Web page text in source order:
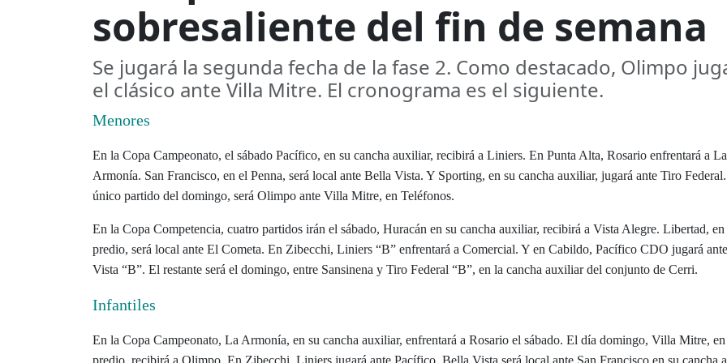
sobresaliente del fin de semana
Se jugará la segunda fecha de la fase 2. Como destacado, Olimpo
el clásico ante Villa Mitre. El cronograma es el siguiente.
Menores
En la Copa Campeonato, el sábado Pacífico, en su cancha auxiliar, recibirá a Liniers. En Punta Alta, Rosario enfrentará a La
Armonía. San Francisco, en el Penna, será local ante Bella Vista. Y Sporting, en su cancha auxiliar, jugará ante Tiro
único partido del domingo, será Olimpo ante Villa Mitre, en Teléfonos.
En la Copa Competencia, cuatro partidos irán el sábado, Huracán en su cancha auxiliar, recibirá a Vista Alegre. Libertad, en
predio, será local ante El Cometa. En Zibecchi, Liniers “B” enfrentará a Comercial. Y en Cabildo, Pacífico CDO jugará
Vista “B”. El restante será el domingo, entre Sansinena y Tiro Federal “B”, en la cancha auxiliar del conjunto de Cerri.
Infantiles
En la Copa Campeonato, La Armonía, en su cancha auxiliar, enfrentará a Rosario el sábado. El día domingo, Villa Mitre, en
predio, recibirá a Olimpo. En Zibecchi, Liniers jugará ante Pacífico. Bella Vista será local ante San Francisco en su cancha